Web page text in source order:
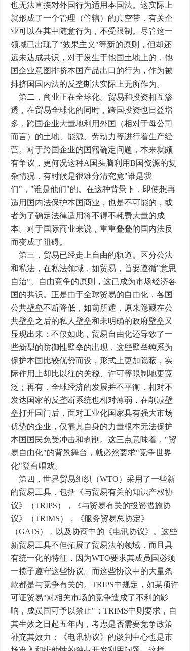
也无法直接对外国行为适用本国法。这实际上
就形成了一个管理（管辖）的真空带，有关企
业可以在其中随意行为，不受限制。尽管这一
领域已出现了"效果主义"等新的原则，但却还
远未达成共识，对于发生于他国土地上的，他
国企业意图排挤本国产品出口的行为，作为被
排挤国国内法的反垄断法实际上无所作为。
第二，商业正在全球化。贸易和投资相互渗
透，在贸易全球化的同时，跨国投资也日益增
多，跨国企业大量地利用外国（相对于母公司
而言）的土地、能源、劳动力等进行着生产经
营。对于跨国企业的国籍确定问题，本来就颇
有争议，更何况这种A国头脑利用B国资源的复
杂情况，有时候是很难分清究竟"谁是我
们"，"谁是他们"的。在这种背景下，即使想再
适用国内法保护本国商业，也是不可能的，或
者为了确定法律适用将不得不耗费大量的成
本。对于国际商业来说，重重叠叠的国内法反
而变成了阻碍。
第三，贸易已经走上自由的轨道。区分公法
和私法，在私法领域，如贸易，首要遵循"意思
自治"、自由竞争的原则，这已成为市场经济各
国的共识。正是由于全球贸易的自由化，各国
公共壁垒不断降低，如前所述，原来隐藏在公
共壁垒之后的私人壁垒和未明确的政府壁垒又
显现出来；不仅如此，贸易自由化还导致了一
些新型的防御性壁垒的出现，这些壁垒纯系为
保护本国比较优势而设，形式上更加隐蔽，实
际作用上却比以往的关税、许可等限制地更宽
泛；再有，全球经济的发展并不平衡，相对不
发达国家的反垄断系统也相对薄弱，在削减壁
垒打开国门后，面对工业化国家具有强大市场
优势的企业，仅靠其自身的力量根本无法保护
本国国民免受冲击和剥削。这三点意味着，"贸
易自由化"的背景舞台，就必然要求"竞争世界
化"登台唱戏。
第四，世界贸易组织（WTO）采用了一些新
的贸易工具，包括《与贸易有关的知识产权协
议》（TRIPS），《与贸易有关的投资措施协
议》（TRIMS），《服务贸易总协定》
（GATS），以及协商中的《电讯协议》。这些
新贸易工具不但拓展了贸易法的领域，而且具
有统一化的特征，因为WTO要求其成员国必须
一揽子遵守这些协议。而这些协议中的大量条
款都是与竞争有关的。TRIPS中规定，如某项许
可证贸易"对相关市场的竞争造成了不利的影
响，成员国可予以禁止"；TRIMS中则要求，自
其生效之日起五年内，考虑是否需要竞争政策
补充其效力；《电讯协议》的谈判中心也是市